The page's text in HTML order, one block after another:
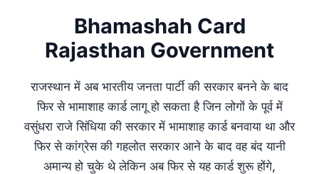
Bhamashah Card
Rajasthan Government
राजस्थान में अब भारतीय जनता पार्टी की सरकार बनने के बाद
फिर से भामाशाह कार्ड लागू हो सकता है जिन लोगों के पूर्व में
वसुंधरा राजे सिंधिया की सरकार में भामाशाह कार्ड बनवाया था और
फिर से कांग्रेस की गहलोत सरकार आने के बाद वह बंद यानी
अमान्य हो चुके थे लेकिन अब फिर से यह कार्ड शुरू होंगे,